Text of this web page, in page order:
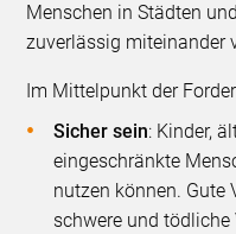
Menschen in Städten
zuverlässig miteinander
Im Mittelpunkt der
Sicher sein: Kinder,
eingeschränkte
nutzen können. Gute
schwere und